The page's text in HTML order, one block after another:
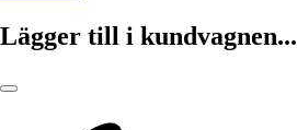
Lägger till i kundvagnen...